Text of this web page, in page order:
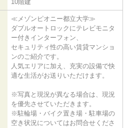
10階建
≪メゾンピオニー都立大学≫
ダブルオートロックにテレビモニタ
ー付きインターフォン、
セキュリティ性の高い賃貸マンショ
ンのご紹介です。
人気エリアに加え、充実の設備で快
適な生活がお送りいただけます。
※写真と現況が異なる場合は、現況
を優先させていただきます。
※駐輪場・バイク置き場・駐車場の
空き状況についてはお問合せくださ